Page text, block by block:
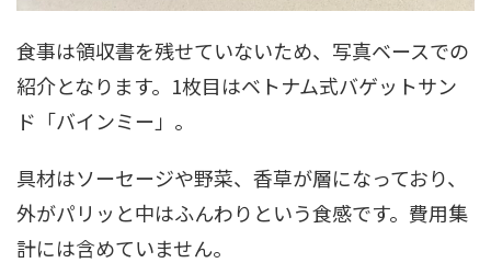
食事は領収書を残せていないため、写真ベースでの
紹介となります。1枚目はベトナム式バゲットサン
ド「バインミー」。
具材はソーセージや野菜、香草が層になっており、
外がパリッと中はふんわりという食感です。費用集
計には含めていません。